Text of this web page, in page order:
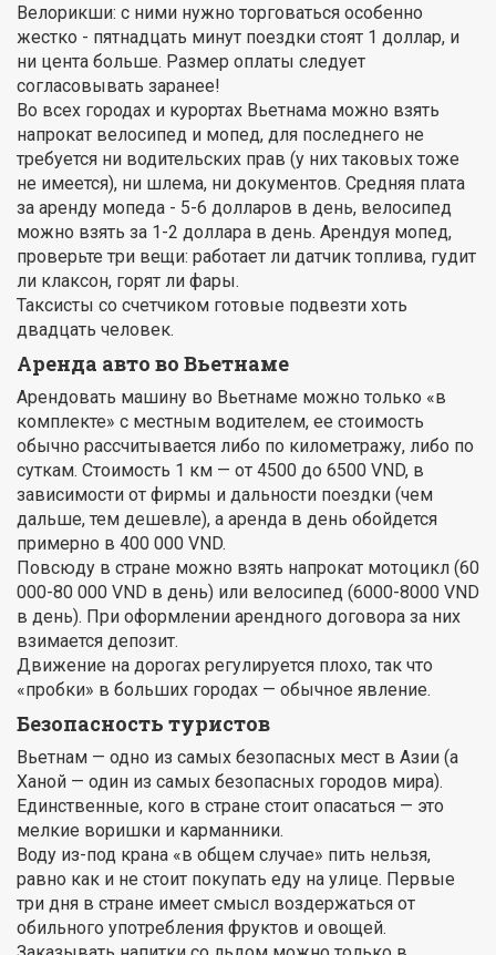
Велорикши: с ними нужно торговаться особенно
жестко - пятнадцать минут поездки стоят 1 доллар, и
ни цента больше. Размер оплаты следует
согласовывать заранее!
Во всех городах и курортах Вьетнама можно взять
напрокат велосипед и мопед, для последнего не
требуется ни водительских прав (у них таковых тоже
не имеется), ни шлема, ни документов. Средняя плата
за аренду мопеда - 5-6 долларов в день, велосипед
можно взять за 1-2 доллара в день. Арендуя мопед,
проверьте три вещи: работает ли датчик топлива, гудит
ли клаксон, горят ли фары.
Таксисты со счетчиком готовые подвезти хоть
двадцать человек.
Аренда авто во Вьетнаме
Арендовать машину во Вьетнаме можно только «в
комплекте» с местным водителем, ее стоимость
обычно рассчитывается либо по километражу, либо по
суткам. Стоимость 1 км — от 4500 до 6500 VND, в
зависимости от фирмы и дальности поездки (чем
дальше, тем дешевле), а аренда в день обойдется
примерно в 400 000 VND.
Повсюду в стране можно взять напрокат мотоцикл (60
000-80 000 VND в день) или велосипед (6000-8000 VND
в день). При оформлении арендного договора за них
взимается депозит.
Движение на дорогах регулируется плохо, так что
«пробки» в больших городах — обычное явление.
Безопасность туристов
Вьетнам — одно из самых безопасных мест в Азии (а
Ханой — один из самых безопасных городов мира).
Единственные, кого в стране стоит опасаться — это
мелкие воришки и карманники.
Воду из-под крана «в общем случае» пить нельзя,
равно как и не стоит покупать еду на улице. Первые
три дня в стране имеет смысл воздержаться от
обильного употребления фруктов и овощей.